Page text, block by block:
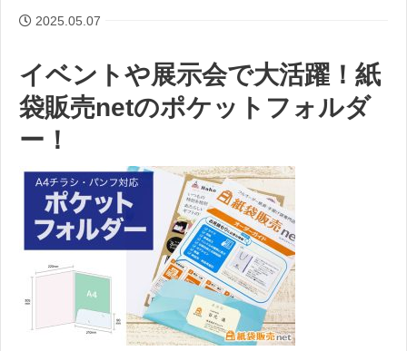
2025.05.07
イベントや展示会で大活躍！紙
袋販売netのポケットフォルダ
ー！